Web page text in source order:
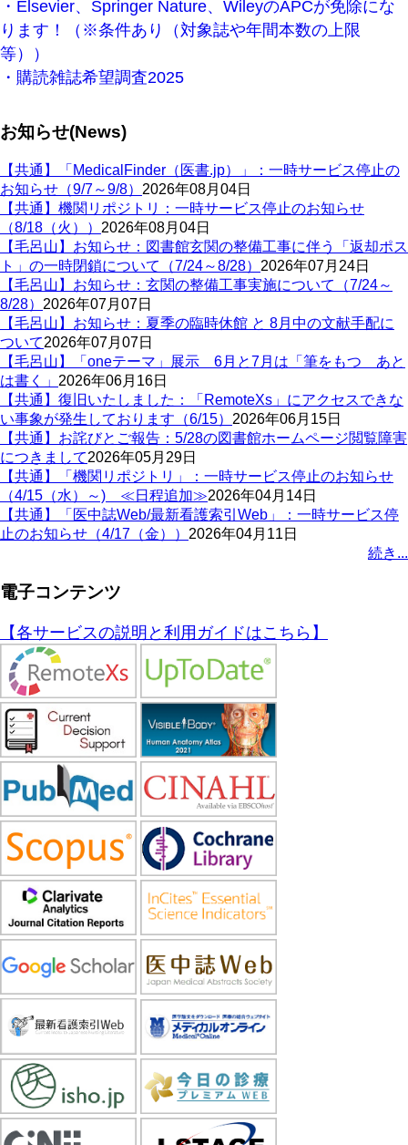
・Elsevier、Springer Nature、WileyのAPCが免除にな
ります！（※条件あり（対象誌や年間本数の上限
等））
・購読雑誌希望調査2025
お知らせ(News)
【共通】「MedicalFinder（医書.jp）」：一時サービス停止の
お知らせ（9/7～9/8） 2026年08月04日
【共通】機関リポジトリ：一時サービス停止のお知らせ
（8/18（火）） 2026年08月04日
【毛呂山】お知らせ：図書館玄関の整備工事に伴う「返却ポス
ト」の一時閉鎖について（7/24～8/28） 2026年07月24日
【毛呂山】お知らせ：玄関の整備工事実施について（7/24～
8/28） 2026年07月07日
【毛呂山】お知らせ：夏季の臨時休館 と 8月中の文献手配に
ついて2026年07月07日
【毛呂山】「oneテーマ」展示 6月と7月は「筆をもつ あと
は書く」 2026年06月16日
【共通】復旧いたしました：「RemoteXs」にアクセスできな
い事象が発生しております（6/15） 2026年06月15日
【共通】お詫びとご報告：5/28の図書館ホームページ閲覧障害
につきまして2026年05月29日
【共通】「機関リポジトリ」：一時サービス停止のお知らせ
（4/15（水）～) ≪日程追加≫2026年04月14日
【共通】「医中誌Web/最新看護索引Web」：一時サービス停
止のお知らせ（4/17（金）） 2026年04月11日
続き...
電子コンテンツ
【各サービスの説明と利用ガイドはこちら】